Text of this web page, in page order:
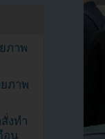
ภาพ
ภาพ
งทำ
อน